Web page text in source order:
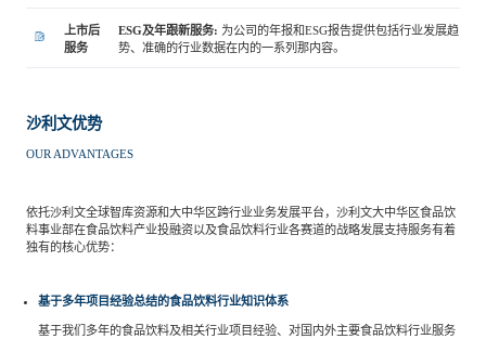
美容时尚 大数据与人工智能
物流与供应链
特种新材料 文化娱乐
沙利文中国分支机构
上市后
服务
ESG及年跟新服务: 为公司的年报和ESG报告提供包括行业发展趋
势、准确的行业数据在内的一系列那内容。
沙利文优势
OUR ADVANTAGES
依托沙利文全球智库资源和大中华区跨行业业务发展平台，沙利文大中华区食品饮
料事业部在食品饮料产业投融资以及食品饮料行业各赛道的战略发展支持服务有着
独有的核心优势：
基于多年项目经验总结的食品饮料行业知识体系
基于我们多年的食品饮料及相关行业项目经验、对国内外主要食品饮料行业服务